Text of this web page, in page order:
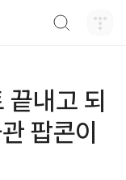
내고 되
팝콘이